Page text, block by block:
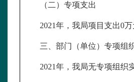
（二）专项支出
2021年，我局项目支出0万
三、部门（单位）专项组
2021年，我局无专项组织